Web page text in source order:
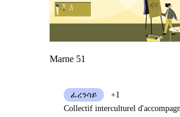
Marne 51
ፈረንሳይ
+1